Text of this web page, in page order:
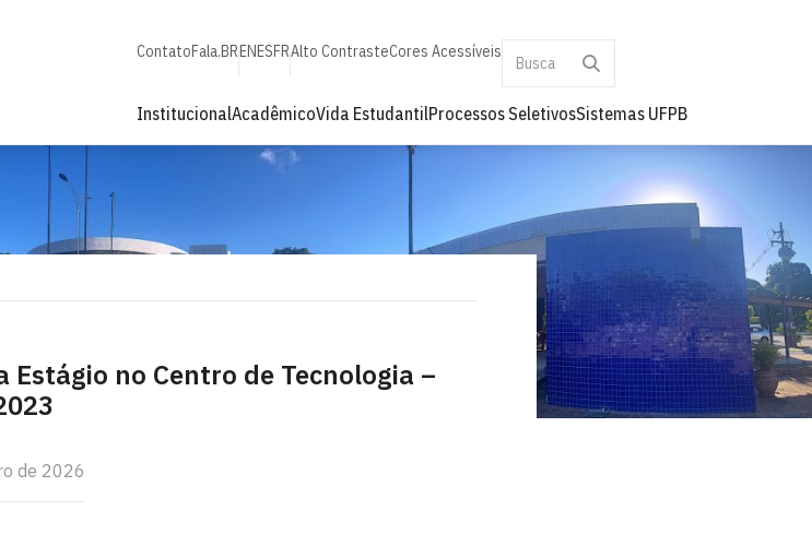
ContatoFala.BRENESFRAlto ContrasteCores Acessíveis
InstitucionalAcadêmicoVida EstudantilProcessos SeletivosSistemas UFPB
Estágio no Centro de Tecnologia –
de 2026